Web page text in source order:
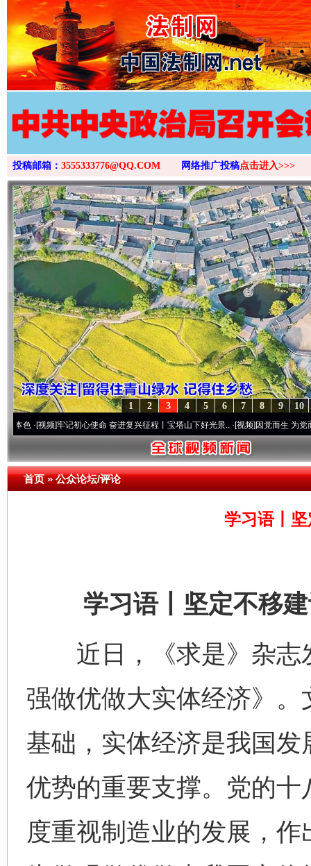
>
投稿邮箱： 3555333776@QQ.COM 网络推广投稿点击进入>>>
10
9
8
7
6
5
4
3
2
1
牢记初心使命 奋进复兴征程丨宝塔山下好光景..·[视频]因党而生 为党而战——百
首页»公众论坛/评论
学习语丨
学习语丨坚定不移建
近日，《求是》杂志
强做优做大实体经济》
基础，实体经济是我国
优势的重要支撑。党的
度重视制造业的发展，